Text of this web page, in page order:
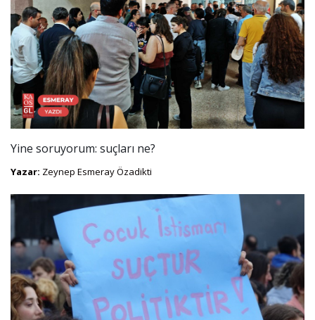
Yine soruyorum: suçları ne?
Yazar: Zeynep Esmeray Özadikti